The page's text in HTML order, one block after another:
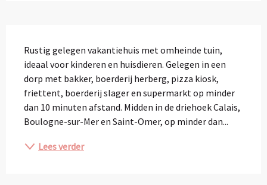
Rustig gelegen vakantiehuis met omheinde tuin,
ideaal voor kinderen en huisdieren. Gelegen in een
dorp met bakker, boerderij herberg, pizza kiosk,
friettent, boerderij slager en supermarkt op minder
dan 10 minuten afstand. Midden in de driehoek Calais,
Boulogne-sur-Mer en Saint-Omer, op minder dan...
Lees verder